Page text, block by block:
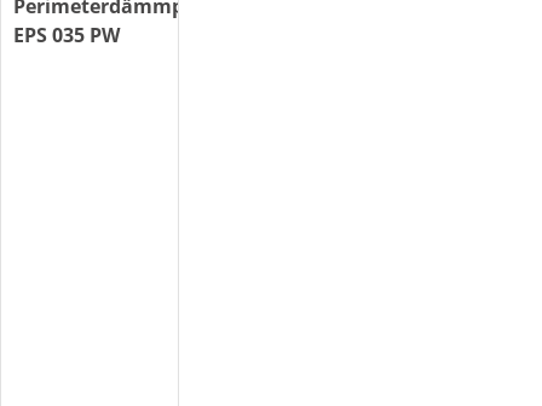
Perimeterdämmplatte
EPS 035 PW